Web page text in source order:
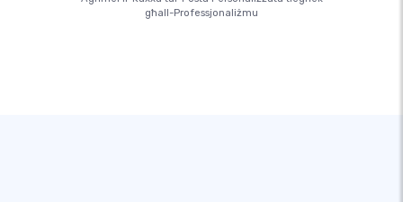
għall-Professjonaliżmu